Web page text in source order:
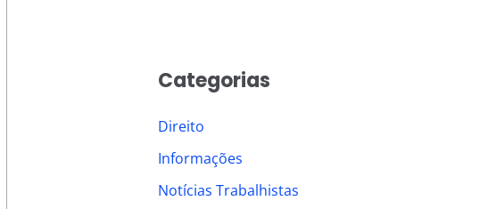
c
f
o
r
Categorias
Direito
Informações
Notícias Trabalhistas